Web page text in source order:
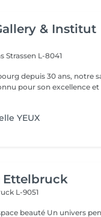
& Institut
Strassen L-8041
depuis 30 ans, notre
pour son excellence et
YEUX
Ettelbruck
L-9051
pensé exclusivement